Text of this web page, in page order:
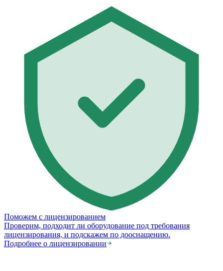
Поможем с лицензированием
Проверим, подходит ли оборудование под требования
лицензирования, и подскажем по дооснащению.
Подробнее о лицензировании